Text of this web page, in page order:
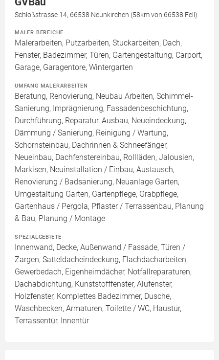
Schloßstrasse 14, 66538 Neunkirchen (58km von 66538 Fell)
MALER BEREICHE
Malerarbeiten, Putzarbeiten, Stuckarbeiten, Dach,
Fenster, Badezimmer, Türen, Gartengestaltung, Carport,
Garage, Garagentore, Wintergarten
UMFANG MALERARBEITEN
Beratung, Renovierung, Neubau Arbeiten, Schimmel-
Sanierung, Imprägnierung, Fassadenbeschichtung,
Durchführung, Reparatur, Ausbau, Neueindeckung,
Dämmung / Sanierung, Reinigung / Wartung,
Schornsteinbau, Dachrinnen & Schneefänger,
Neueinbau, Dachfenstereinbau, Rollläden, Jalousien,
Markisen, Neuinstallation / Einbau, Austausch,
Renovierung / Badsanierung, Neuanlage Garten,
Umgestaltung Garten, Gartenpflege, Grabpflege,
Gartenhaus / Pergola, Pflaster / Terrassenbau, Planung
& Bau, Planung / Montage
SPEZIALGEBIETE
Innenwand, Decke, Außenwand / Fassade, Türen /
Zargen, Satteldacheindeckung, Flachdacharbeiten,
Gewerbedach, Eigenheimdächer, Notfallreparaturen,
Dachabdichtung, Kunststofffenster, Alufenster,
Holzfenster, Komplettes Badezimmer, Dusche,
Waschbecken, Armaturen, Toilette / WC, Haustür,
Terrassentür, Innentür